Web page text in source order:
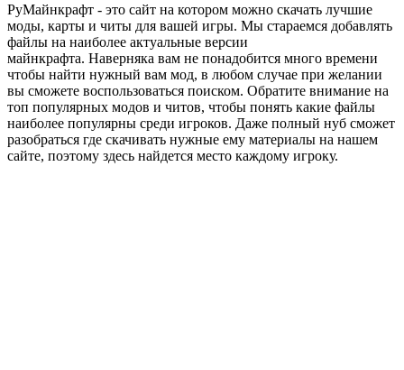
РуМайнкрафт - это сайт на котором можно скачать лучшие
моды, карты и читы для вашей игры. Мы стараемся добавлять
файлы на наиболее актуальные версии
майнкрафта. Наверняка вам не понадобится много времени
чтобы найти нужный вам мод, в любом случае при желании
вы сможете воспользоваться поиском. Обратите внимание на
топ популярных модов и читов, чтобы понять какие файлы
наиболее популярны среди игроков. Даже полный нуб сможет
разобраться где скачивать нужные ему материалы на нашем
сайте, поэтому здесь найдется место каждому игроку.